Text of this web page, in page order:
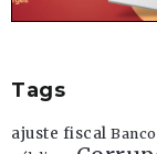
Tags
ajuste fiscal